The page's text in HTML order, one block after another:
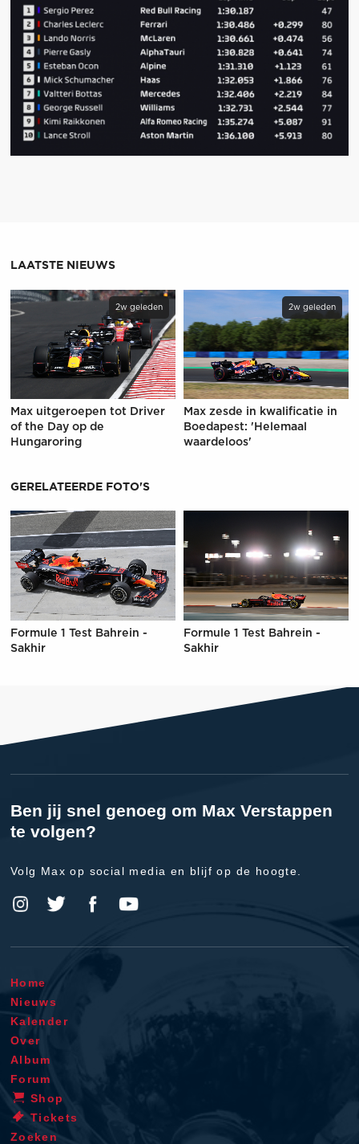
LAATSTE NIEUWS
2w geleden
Max uitgeroepen tot Driver
of the Day op de
Hungaroring
2w geleden
Max zesde in kwalificatie in
Boedapest: 'Helemaal
waardeloos'
GERELATEERDE FOTO'S
Formule 1 Test Bahrein -
Sakhir
Formule 1 Test Bahrein -
Sakhir
Ben jij snel genoeg om Max Verstappen
te volgen?
Volg Max op social media en blijf op de hoogte.
Home
Nieuws
Kalender
Over
Album
Forum
Shop
Tickets
Zoeken